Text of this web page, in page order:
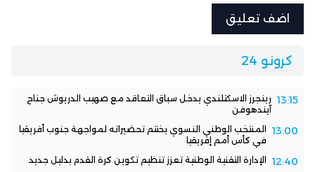
كرونو 24
13:15 رينجرز الاسكتلندي يدخل سباق التعاقد مع صهيب الدريوش جناح
آيندهوفن
13:00
المنتخب الوطني النسوي يختتم تحضيراته لمواجهة جنوب أفريقيا
في كأس أمم إفريقيا
12:40 الإدارة التقنية الوطنية تعزز تنظيم تكوين كرة القدم بدليل جديد